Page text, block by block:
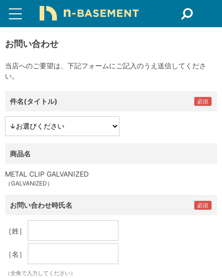
お問い合わせ
当店へのご要望は、下記フォームにご記入のうえ送信してくださ
い。
件名(タイトル)
商品名
METAL CLIP GALVANIZED
（GALVANIZED）
お問い合わせ時氏名
［姓］
［名］
（全角で入力してください）